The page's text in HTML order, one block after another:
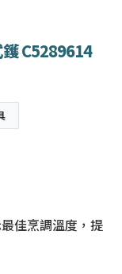
C5289614
佳烹調溫度，提